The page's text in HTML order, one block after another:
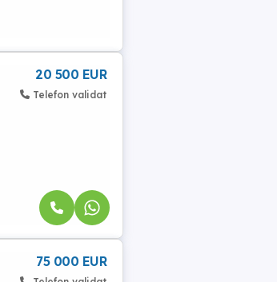
20 500 EUR
Telefon validat
75 000 EUR